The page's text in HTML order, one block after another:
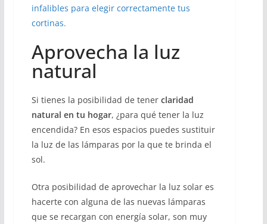
infalibles para elegir correctamente tus
cortinas.
Aprovecha la luz
natural
Si tienes la posibilidad de tener claridad
natural en tu hogar, ¿para qué tener la luz
encendida? En esos espacios puedes sustituir
la luz de las lámparas por la que te brinda el
sol.
Otra posibilidad de aprovechar la luz solar es
hacerte con alguna de las nuevas lámparas
que se recargan con energía solar, son muy